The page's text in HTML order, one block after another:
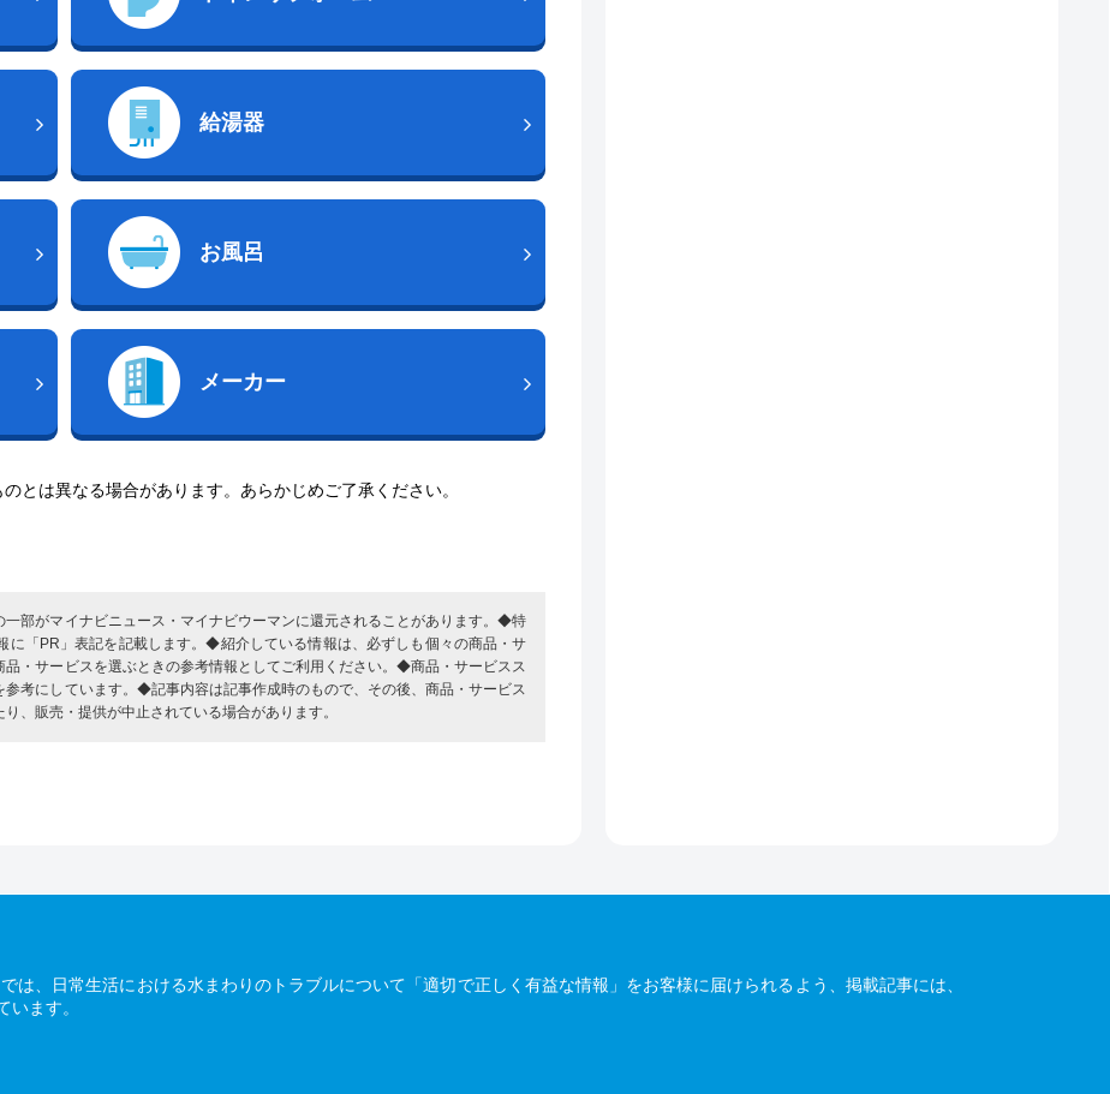
給湯器
お風呂
メーカー
とは異なる場合があります。あらかじめご了承ください。
部がマイナビニュース・マイナビウーマンに還元されることがあります。◆特
に「PR」表記を記載します。◆紹介している情報は、必ずしも個々の商品・サ
・サービスを選ぶときの参考情報としてご利用ください。◆商品・サービスス
考にしています。◆記事内容は記事作成時のもので、その後、商品・サービス
、販売・提供が中止されている場合があります。
は、日常生活における水まわりのトラブルについて「適切で正しく有益な情報」をお客様に届けられるよう、掲載記事には、
ます。